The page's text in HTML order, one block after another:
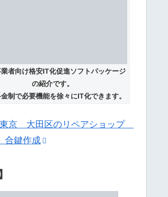
者向け格安IT化促進ソフトパッケージ
の紹介です。
制で必要機能を徐々にIT化できます。
東京 大田区のリペアショップ
鍵作成